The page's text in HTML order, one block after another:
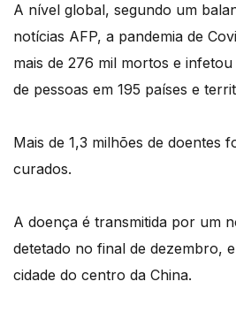
A nível global, segundo um
notícias AFP, a pandemia de
mais de 276 mil mortos e
de pessoas em 195 países e
Mais de 1,3 milhões de doentes
curados.
A doença é transmitida por um
detetado no final de dezembro,
cidade do centro da China.